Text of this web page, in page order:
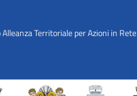
Territoriale per Azioni in Rete